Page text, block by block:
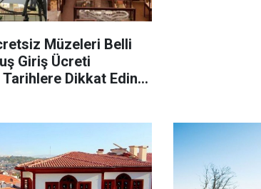
Müzeleri Belli
Giriş Ücreti
Tarihlere Dikkat Edin!